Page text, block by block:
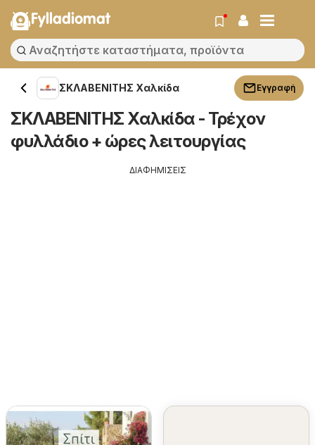
Fylladiomat
ΣΚΛΑΒΕΝΙΤΗΣ Χαλκίδα Εγγραφή
ΣΚΛΑΒΕΝΙΤΗΣ Χαλκίδα - Τρέχον
φυλλάδιο + ώρες λειτουργίας
ΔΙΑΦΗΜΙΣΕΙΣ